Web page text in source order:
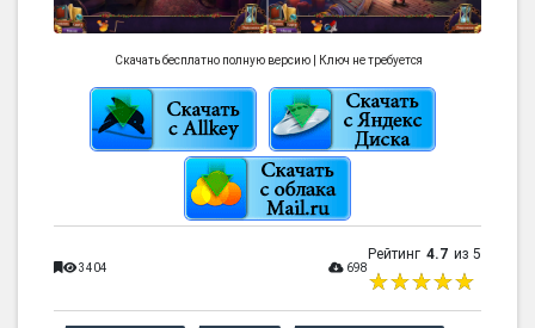
Скачать бесплатно полную версию | Ключ не требуется
3404 698
Рейтинг 4.7 из 5